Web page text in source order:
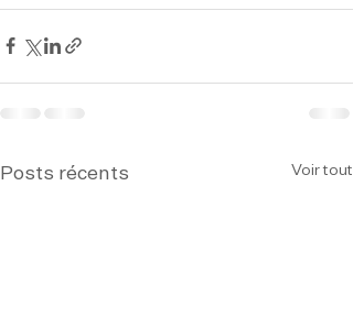
Posts récents Voir tout